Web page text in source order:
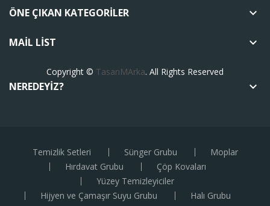
ÖNE ÇIKAN KATEGORILER keyboard_arrow_down
MAIL LIST keyboard_arrow_down
Copyright © TasarıMArka. All Rights Reserved
NEREDEYIZ? keyboard_arrow_down
Temizlik Setleri Sünger Grubu
Moplar
Hırdavat Grubu
Çöp Kovaları
Yüzey Temizleyiciler
Hijyen ve Çamaşır Suyu Grubu
Halı Grubu